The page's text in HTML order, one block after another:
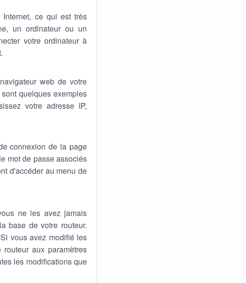
ce qui est très
un ordinateur ou un
votre ordinateur à
web de votre
quelques exemples
votre adresse IP,
connexion de la page
mot de passe associés
d'accéder au menu de
ne les avez jamais
base de votre routeur.
vous avez modifié les
aux paramètres
les modifications que